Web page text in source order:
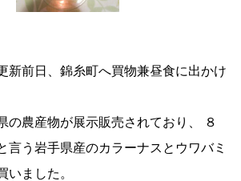
新前日、錦糸町へ買物兼昼食に出かけ
の農産物が展示販売されており、 ８
言う岩手県産のカラーナスとウワバミ
いました。